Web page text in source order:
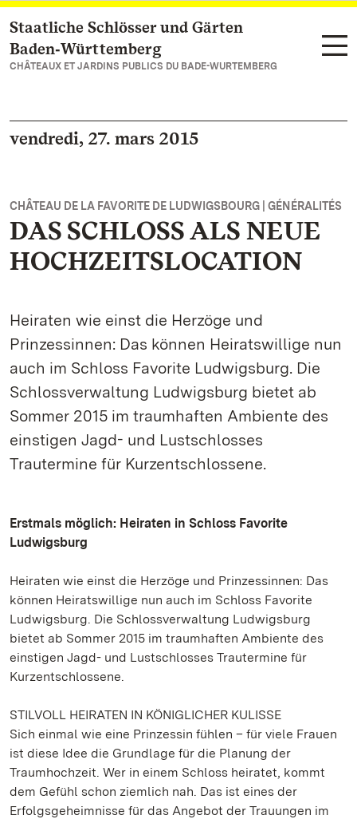
Vers la page d’accueil
Staatliche Schlösser und Gärten
Baden‑Württemberg
CHÂTEAUX ET JARDINS PUBLICS DU BADE-WURTEMBERG
vendredi, 27. mars 2015
CHÂTEAU DE LA FAVORITE DE LUDWIGSBOURG | GÉNÉRALITÉS
DAS SCHLOSS ALS NEUE
HOCHZEITSLOCATION
Heiraten wie einst die Herzöge und
Prinzessinnen: Das können Heiratswillige nun
auch im Schloss Favorite Ludwigsburg. Die
Schlossverwaltung Ludwigsburg bietet ab
Sommer 2015 im traumhaften Ambiente des
einstigen Jagd- und Lustschlosses
Trautermine für Kurzentschlossene.
Erstmals möglich: Heiraten in Schloss Favorite
Ludwigsburg
Heiraten wie einst die Herzöge und Prinzessinnen: Das
können Heiratswillige nun auch im Schloss Favorite
Ludwigsburg. Die Schlossverwaltung Ludwigsburg
bietet ab Sommer 2015 im traumhaften Ambiente des
einstigen Jagd- und Lustschlosses Trautermine für
Kurzentschlossene.
STILVOLL HEIRATEN IN KÖNIGLICHER KULISSE
Sich einmal wie eine Prinzessin fühlen – für viele Frauen
ist diese Idee die Grundlage für die Planung der
Traumhochzeit. Wer in einem Schloss heiratet, kommt
dem Gefühl schon ziemlich nah. Das ist eines der
Erfolgsgeheimnisse für das Angebot der Trauungen im